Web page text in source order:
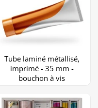
Tube laminé métallisé,
imprimé - 35 mm -
bouchon à vis